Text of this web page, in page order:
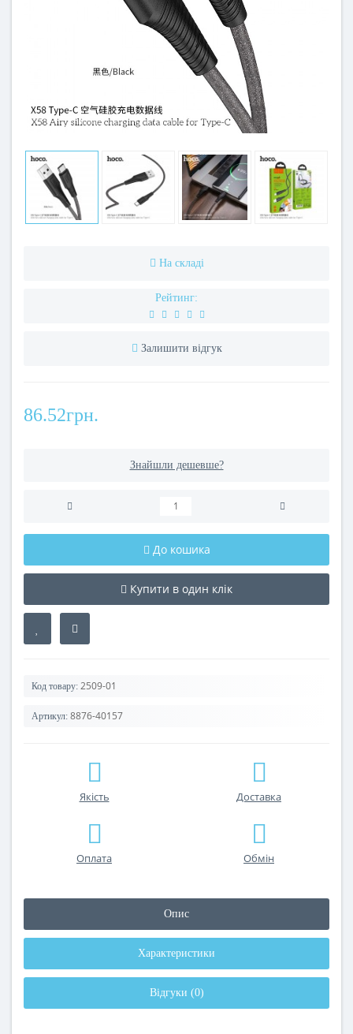
На складі
Рейтинг:
Залишити відгук
86.52грн.
Знайшли дешевше?
До кошика
Купити в один клік
Код товару: 2509-01
Артикул: 8876-40157
Якість Доставка
Оплата Обмін
Опис
Характеристики
Відгуки (0)